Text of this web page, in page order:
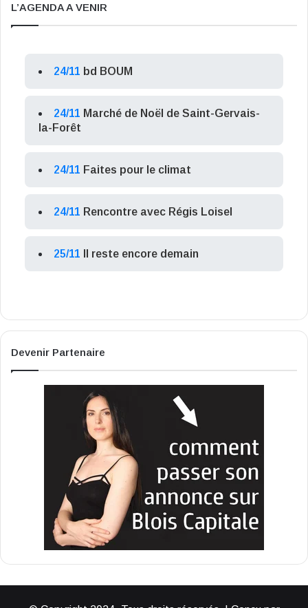
L’AGENDA A VENIR
24/11 bd BOUM
24/11 Marché de Noël de Saint-Gervais-
la-Forêt
24/11 Faites pour le climat
24/11 Rencontre avec Régis Loisel
25/11 Il reste encore demain
Devenir Partenaire